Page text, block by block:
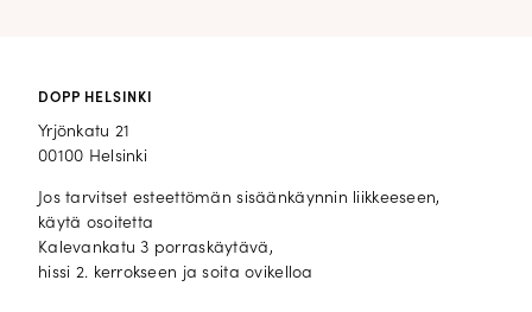
DOPP HELSINKI
Yrjönkatu 21
00100 Helsinki
Jos tarvitset esteettömän sisäänkäynnin liikkeeseen,
käytä osoitetta
Kalevankatu 3 porraskäytävä,
hissi 2. kerrokseen ja soita ovikelloa